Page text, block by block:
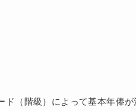
（階級）によって基本年俸